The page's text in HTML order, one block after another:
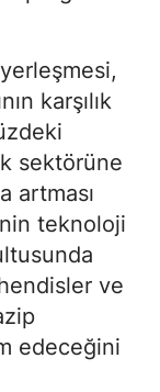
karşılık
sektörüne
artması
teknoloji
ve
edeceğini